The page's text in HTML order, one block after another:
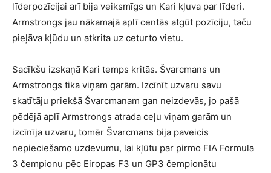
līderpozīcijai arī bija veiksmīgs un Kari kļuva par līderi.
Armstrongs jau nākamajā aplī centās atgūt pozīciju, taču
pieļāva kļūdu un atkrita uz ceturto vietu.
Sacīkšu izskaņā Kari temps kritās. Švarcmans un
Armstrongs tika viņam garām. Izcīnīt uzvaru savu
skatītāju priekšā Švarcmanam gan neizdevās, jo pašā
pēdējā aplī Armstrongs atrada ceļu viņam garām un
izcīnīja uzvaru, tomēr Švarcmans bija paveicis
nepieciešamo uzdevumu, lai kļūtu par pirmo FIA Formula
3 čempionu pēc Eiropas F3 un GP3 čempionātu